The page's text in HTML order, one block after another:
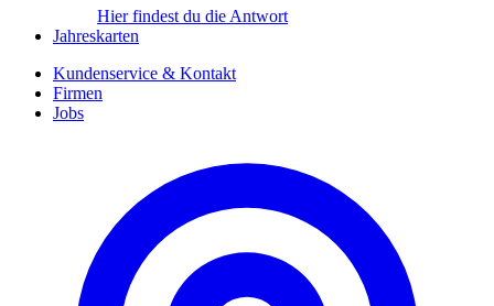
Hier findest du die Antwort
Jahreskarten
Kundenservice & Kontakt
Firmen
Jobs